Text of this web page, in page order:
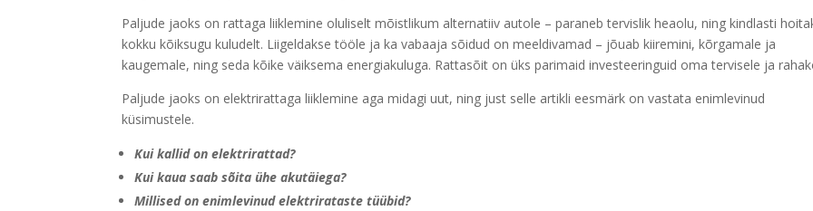
Paljude jaoks on rattaga liiklemine oluliselt mõistlikum alternatiiv autole – paraneb tervislik heaolu, ning kindlasti
kokku kõiksugu kuludelt. Liigeldakse tööle ja ka vabaaja sõidud on meeldivamad – jõuab kiiremini, kõrgamale ja
kaugemale, ning seda kõike väiksema energiakuluga. Rattasõit on üks parimaid investeeringuid oma tervisele ja
Paljude jaoks on elektrirattaga liiklemine aga midagi uut, ning just selle artikli eesmärk on vastata enimlevinud
küsimustele.
Kui kallid on elektrirattad?
Kui kaua saab sõita ühe akutäiega?
Millised on enimlevinud elektrirataste tüübid?